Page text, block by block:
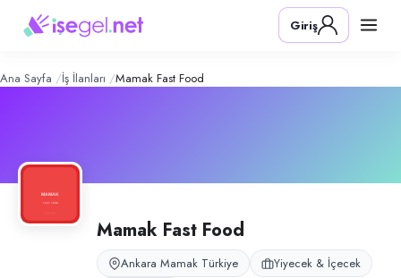
Fast Food – Şirket Profili
Konum:
Mamak Fast Food, Ankara Mamak’ta vardiyalı fast food restoran
Giriş
Ana Sayfa İş İlanları Mamak Fast Food
Mamak Fast Food
Ankara Mamak Türkiye
Yiyecek & İçecek